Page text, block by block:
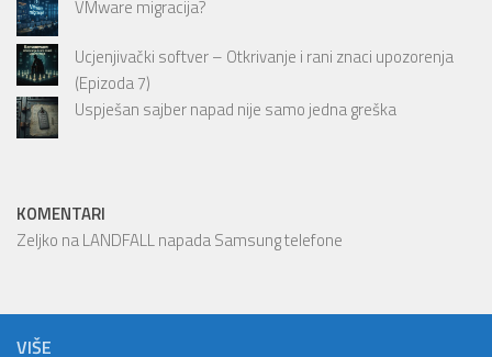
VMware migracija?
Ucjenjivački softver – Otkrivanje i rani znaci upozorenja
(Epizoda 7)
Uspješan sajber napad nije samo jedna greška
KOMENTARI
Zeljko naLANDFALL napada Samsung telefone
VIŠE